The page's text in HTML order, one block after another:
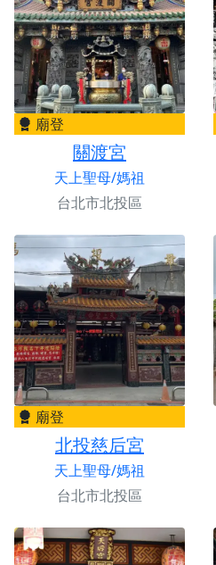
廟登
關渡宮
天上聖母/媽祖
台北市北投區
廟登
北投慈后宮
天上聖母/媽祖
台北市北投區